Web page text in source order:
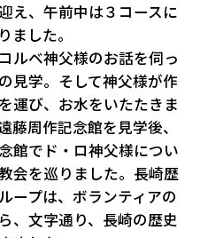
え、午前中は３コースに
ました。
ルベ神父様のお話を伺っ
見学。そして神父様が作
運び、お水をいたたきま
藤周作記念館を見学後、
館でド・ロ神父様につい
会を巡りました。長崎歴
ープは、ボランティアの
、文字通り、長崎の歴史